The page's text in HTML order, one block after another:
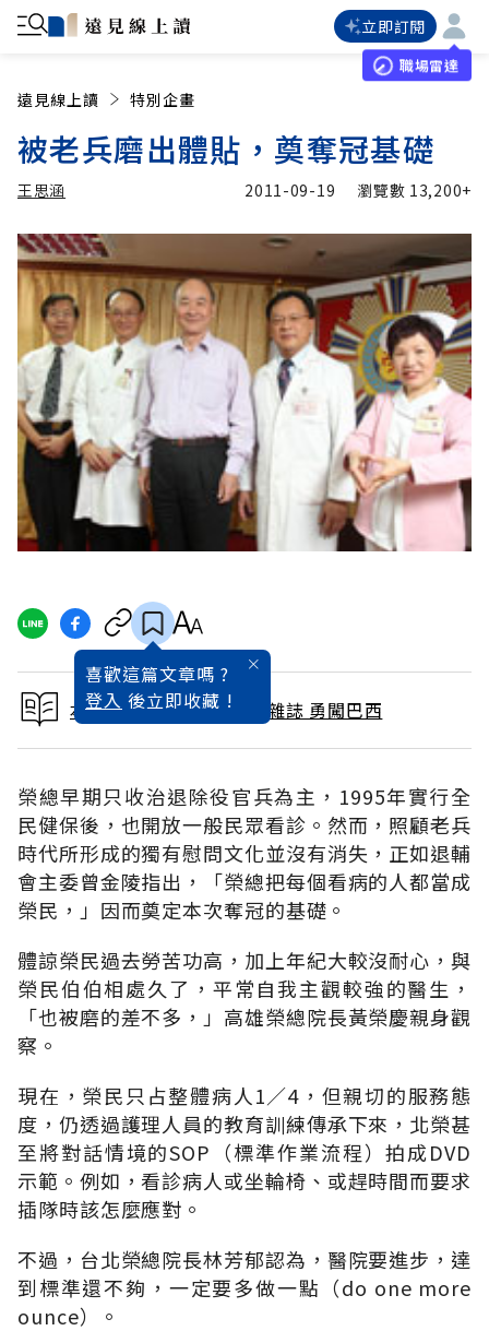
立即訂閱
職場雷達
遠見線上讀 特別企畫
被老兵磨出體貼，奠奪冠基礎
王思涵
王思涵 加入追蹤
2011-09-19 瀏覽數 13,200+
喜歡這篇文章嗎 ?
登入 後立即收藏 !
本文出自 2011 / 10月號雜誌 勇闖巴西
榮總早期只收治退除役官兵為主，1995年實行全
民健保後，也開放一般民眾看診。然而，照顧老兵
時代所形成的獨有慰問文化並沒有消失，正如退輔
會主委曾金陵指出，「榮總把每個看病的人都當成
榮民，」因而奠定本次奪冠的基礎。
體諒榮民過去勞苦功高，加上年紀大較沒耐心，與
榮民伯伯相處久了，平常自我主觀較強的醫生，
「也被磨的差不多，」高雄榮總院長黃榮慶親身觀
察。
現在，榮民只占整體病人1∕4，但親切的服務態
度，仍透過護理人員的教育訓練傳承下來，北榮甚
至將對話情境的SOP（標準作業流程）拍成DVD
示範。例如，看診病人或坐輪椅、或趕時間而要求
插隊時該怎麼應對。
不過，台北榮總院長林芳郁認為，醫院要進步，達
到標準還不夠，一定要多做一點（do one more
ounce）。